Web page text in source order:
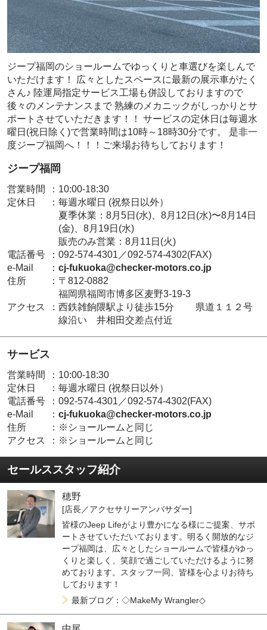
ジープ福岡のショールームでゆっくりと車選びを楽しんで
いただけます！ 広々としたスペースに最新の展示車がたく
さん♪ 陸運局指定サービス工場も併設しておりますので
後々のメンテナンスまで 熟練のメカニックがしっかりとサ
ポートさせていただきます！！ サービスの定休日は毎週水
曜日(祝日除く)で営業時間は10時～18時30分です。 是非一
度ジープ福岡へ！！！ご来場お待ちしております！
ジープ福岡
営業時間 ： 10:00-18:30
定休日
： 毎週水曜日 (祝祭日以外）
夏季休業：8月5日(水)、8月12日(水)〜8月14日
(金)、8月19日(水)
販売のみ営業：8月11日(火)
電話番号
： 092-574-4301／092-574-4302(FAX)
e-Mail
： cj-fukuoka@checker-motors.co.jp
住所
： 〒812-0882
福岡県福岡市博多区麦野3-19-3
アクセス
： 西鉄雑餉隈駅より徒歩15分 県道１１２号
線沿い 井相田交差点付近
サービス
営業時間 ： 10:00-18:30
定休日
： 毎週水曜日 (祝祭日以外）
電話番号
： 092-574-4301／092-574-4302(FAX)
e-Mail
： cj-fukuoka@checker-motors.co.jp
住所
： ※ショールームと同じ
アクセス
： ※ショールームと同じ
セールススタッフ紹介
穂野
[店長／アクセサリーアンバサダー]
皆様のJeep Lifeがより豊かになる様にご提案、サポ
ートさせていただいております。明るく開放的なジ
ープ福岡は、広々としたショールームで皆様がゆっ
くりと楽しく、笑顔で過ごしていただけるように努
めております。スタッフ一同、皆様を心よりお待ち
しております！
最新ブログ：◇MakeMy Wrangler◇